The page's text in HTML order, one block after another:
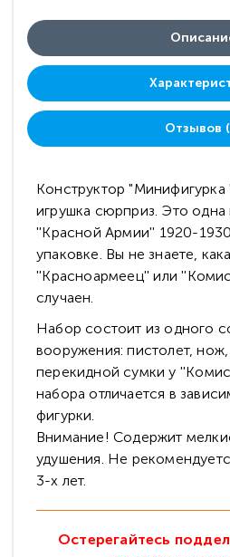
Отзывов
Конструктор "Минифигурка
игрушка сюрприз. Это одна
''Красной Армии'' 1920-1930
упаковке. Вы не знаете,
''Красноармеец'' или
случаен.
Набор состоит из одного
вооружения: пистолет,
перекидной сумки у
набора отличается в
фигурки.
Внимание! Содержит
удушения. Не
3-х лет.
Остерегайтесь